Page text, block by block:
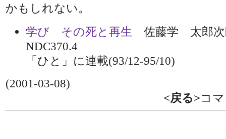
かもしれない。
学び その死と再生 佐藤学 太郎
NDC370.4
「ひと」に連載(93/12-95/10)
(2001-03-08)
<戻る>コ